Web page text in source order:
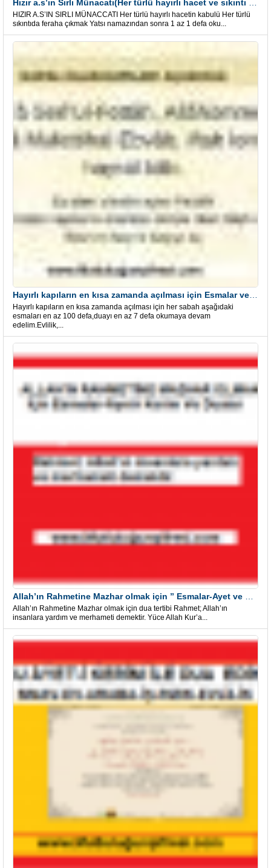
HIZIR A.S’IN SIRLI MÜNACCATI Her türlü hayırlı hacetin kabulü Her türlü
sıkıntıda feraha çıkmak Yatsı namazından sonra 1 az 1 defa oku...
Hayırlı kapıların en kısa zamanda açılması için her sabah aşağıdaki
esmaları en az 100 defa,duayı en az 7 defa okumaya devam
edelim.Evlilik,...
Allah’ın Rahmetine Mazhar olmak için dua tertibi Rahmet; Allah’ın
insanlara yardım ve merhameti demektir. Yüce Allah Kur’a...